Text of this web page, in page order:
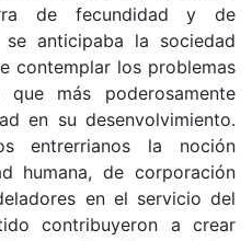
de fecundidad y de
anticipaba la socie­dad
contemplar los problemas
más pode­rosamente
en su des­envolvimiento.
entrerrianos la noción
humana, de corporación
en el servicio del
con­tribuyeron a crear